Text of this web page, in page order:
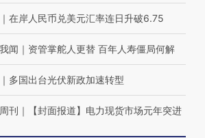
｜ 在岸人民币兑美元汇率连日升破6.75
闻 ｜ 资管掌舵人更替 百年人寿僵局何解
｜ 多国出台光伏新政加速转型
刊 ｜ 【封面报道】电力现货市场元年突进